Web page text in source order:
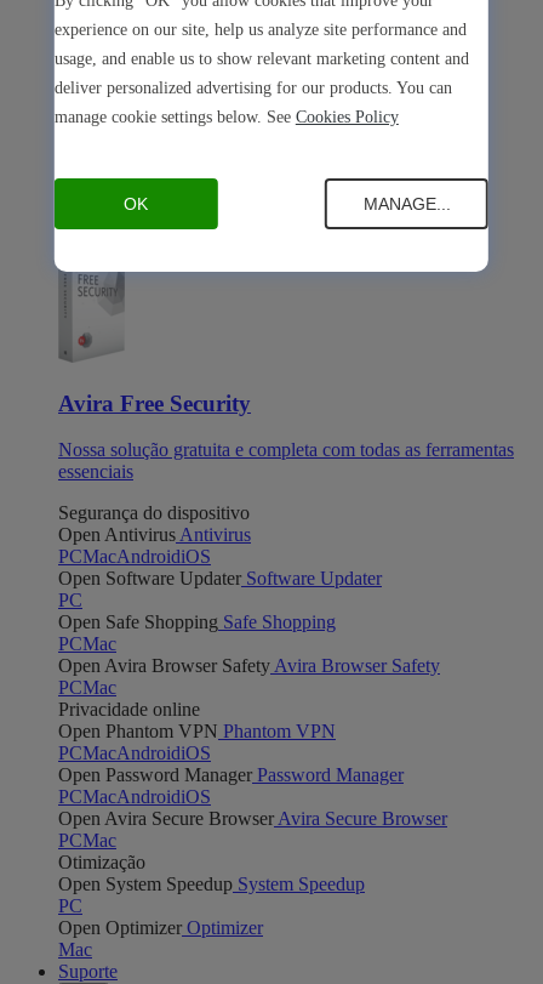
Nossa solução 3-em-1 com muitas ferramentas premium
Avira Free Security
Avira Free Security
Nossa solução gratuita e completa com todas as ferramentas
essenciais
Segurança do dispositivo
Open Antivirus Antivirus
PCMacAndroidiOS
Open Software Updater Software Updater
PC
Open Safe Shopping Safe Shopping
PCMac
Open Avira Browser Safety Avira Browser Safety
PCMac
Privacidade online
Open Phantom VPN Phantom VPN
PCMacAndroidiOS
Open Password Manager Password Manager
PCMacAndroidiOS
Open Avira Secure Browser Avira Secure Browser
PCMac
Otimização
Open System Speedup System Speedup
PC
Open Optimizer Optimizer
Mac
Suporte
experience on our site, help us analyze site performance and
usage, and enable us to show relevant marketing content and
deliver personalized advertising for our products. You can
manage cookie settings below. See Cookies Policy
OK MANAGE...